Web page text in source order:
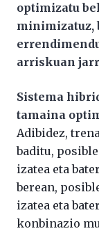
optimizatu
minimizatuz,
arriskuan
Sistema
tamaina
Adibidez,
baditu,
izatea eta
berean,
izatea eta
konbinazio